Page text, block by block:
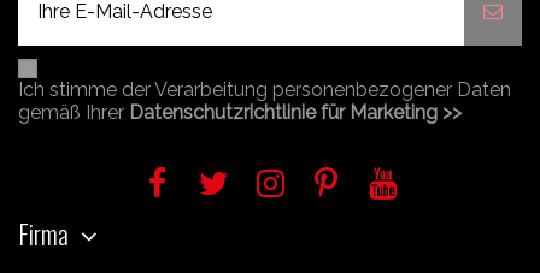
Ich stimme der Verarbeitung personenbezogener Daten
gemäß Ihrer Datenschutzrichtlinie für Marketing >>
Firma